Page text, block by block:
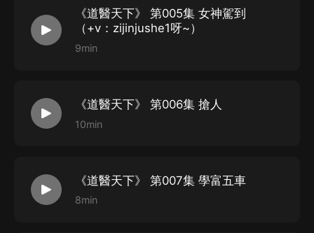
呼呼哈哈波@呼呼哈哈波-飾：胡耀明、林光白、方海
代表作《任憑時光沸騰》-石嶽
漾鑫之心@莊追昂 -飾：孫浩軒、姬明、李逢春
六塵
代表作兒童影視劇《進擊時光戰隊》展小昭
代表作動畫電影《豬豬俠之恐龍日記》閃電
正浩@CV正浩 -飾：林志遠、喬寰宇、沈南星
《道醫天下》 第005集 女神駕到
（+v：zijinjushe1呀~）
9min
《道醫天下》 第006集 搶人
10min
《道醫天下》 第007集 學富五車
8min